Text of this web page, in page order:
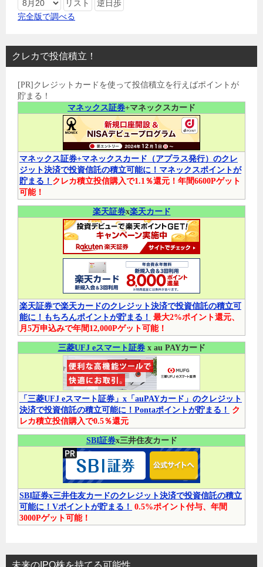
完全版で調べる
クレカで投信積立！
[PR]クレジットカードを使って投信積立を行えばポイントが
貯まる！
マネックス証券+マネックスカード
マネックス証券+マネックスカード（アプラス発行）のクレ
ジット決済で投資信託の積立可能に！マネックスポイントが
貯まる！ クレカ積立投信購入で1.1％還元！年間6600Pゲット
可能！
楽天証券x楽天カード
楽天証券で楽天カードのクレジット決済で投資信託の積立可
能に！もちろんポイントが貯まる！ 最大2%ポイント還元、
月5万申込みで年間12,000Pゲット可能！
三菱UFJ eスマート証券x au PAYカード
「三菱UFJ eスマート証券」x「auPAYカード」のクレジット
決済で投資信託の積立可能に！Pontaポイントが貯まる！
ク
レカ積立投信購入で0.5％還元
SBI証券x三井住友カード
SBI証券x三井住友カードのクレジット決済で投資信託の積立
可能に！Vポイントが貯まる！ 0.5%ポイント付与、年間
3000Pゲット可能！
未来のIPO株を持てる可能性